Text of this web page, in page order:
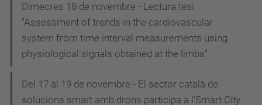
Dimecres 18 de novembre - Lectura tesi
"Assessment of trends in the cardiovascular
system from time interval measurements using
physiological signals obtained at the limbs"
Del 17 al 19 de novembre - El sector català de
solucions smart amb drons participa a l'Smart City